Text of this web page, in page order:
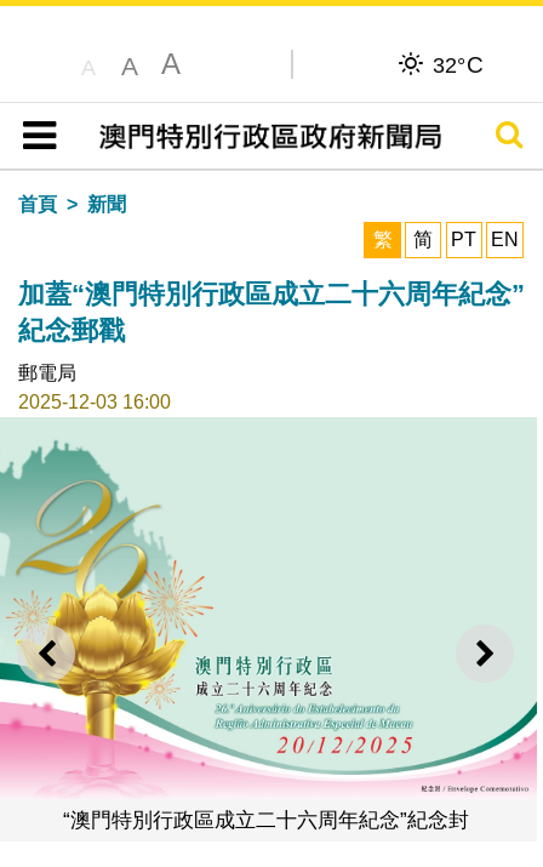
A A A 32°C
目錄
搜尋
首頁
新聞
繁
简 PT EN
加蓋“澳門特別行政區成立二十六周年紀念”
紀念郵戳
郵電局
2025-12-03 16:00
上一則 下一
政區成立二十六周年紀念”紀念封